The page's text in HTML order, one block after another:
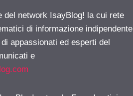
del network IsayBlog! la cui rete
di informazione indipendente
appassionati ed esperti del
e